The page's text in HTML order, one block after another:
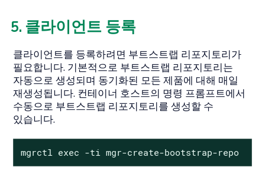
5. 클라이언트 등록
클라이언트를 등록하려면 부트스트랩 리포지토리가
필요합니다. 기본적으로 부트스트랩 리포지토리는
자동으로 생성되며 동기화된 모든 제품에 대해 매일
재생성됩니다. 컨테이너 호스트의 명령 프롬프트에서
수동으로 부트스트랩 리포지토리를 생성할 수
있습니다.
mgrctl exec -ti mgr-create-bootstrap-repo